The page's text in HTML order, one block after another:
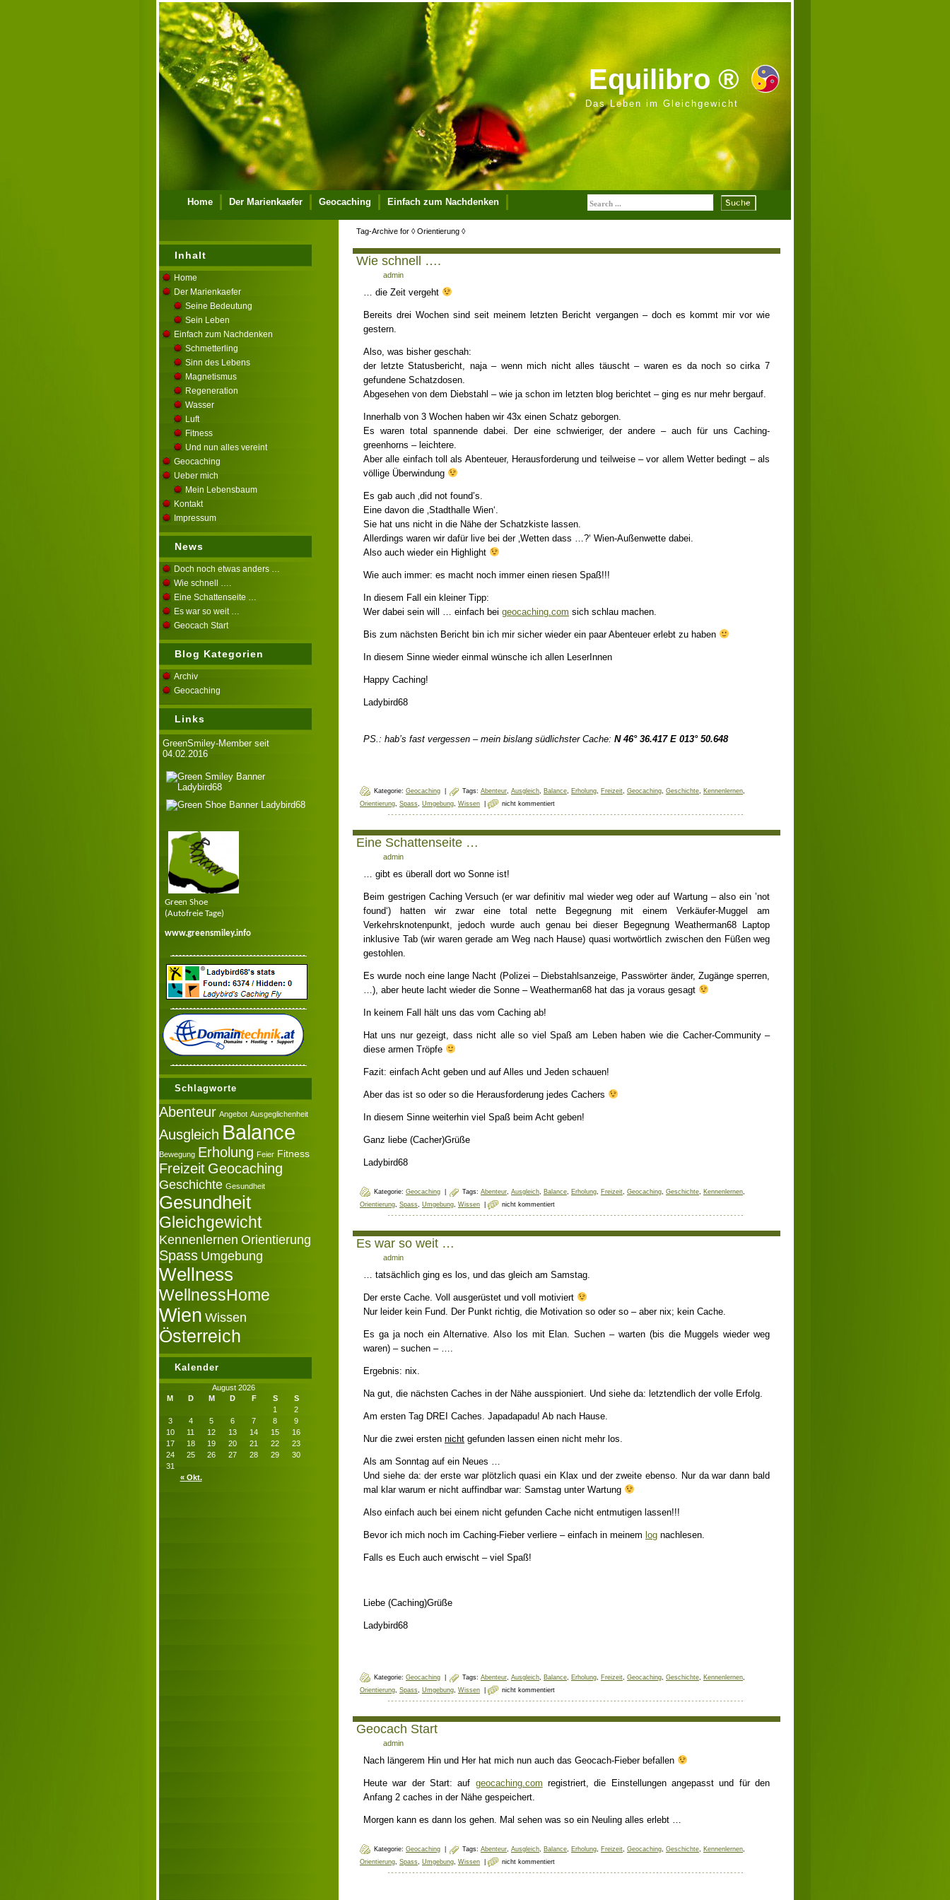
Equilibro ®
Das Leben im Gleichgewicht
Home Der Marienkaefer Geocaching Einfach zum Nachdenken
Inhalt
Home
Der Marienkaefer
Seine Bedeutung
Sein Leben
Einfach zum Nachdenken
Schmetterling
Sinn des Lebens
Magnetismus
Regeneration
Wasser
Luft
Fitness
Und nun alles vereint
Geocaching
Ueber mich
Mein Lebensbaum
Kontakt
Impressum
News
Doch noch etwas anders …
Wie schnell ….
Eine Schattenseite …
Es war so weit …
Geocach Start
Blog Kategorien
Archiv
Geocaching
Links
GreenSmiley-Member seit
04.02.2016
Green Shoe
(Autofreie Tage)
www.greensmiley.info
Schlagworte
Abenteur Angebot Ausgeglichenheit
Ausgleich Balance
Bewegung Erholung Feier Fitness
Freizeit Geocaching
Geschichte Gesundheit
Gesundheit
Gleichgewicht
Kennenlernen Orientierung
Spass Umgebung
Wellness
WellnessHome
Wien Wissen
Österreich
Kalender
August 2026
M
D M D F S S
« Okt.
1
2
3
4 5 6 7 8
9
10
11 12 13 14 15
16
17
18 19 20 21 22
23
24
25 26 27 28 29
30
31
Tag-Archive for ◊ Orientierung ◊
Wie schnell ….
admin
… die Zeit vergeht
Bereits drei Wochen sind seit meinem letzten Bericht vergangen – doch es kommt mir vor wie
gestern.
Also, was bisher geschah:
der letzte Statusbericht, naja – wenn mich nicht alles täuscht – waren es da noch so cirka 7
gefundene Schatzdosen.
Abgesehen von dem Diebstahl – wie ja schon im letzten blog berichtet – ging es nur mehr bergauf.
Innerhalb von 3 Wochen haben wir 43x einen Schatz geborgen.
Es waren total spannende dabei. Der eine schwieriger, der andere – auch für uns Caching-
greenhorns – leichtere.
Aber alle einfach toll als Abenteuer, Herausforderung und teilweise – vor allem Wetter bedingt – als
völlige Überwindung
Es gab auch ‚did not found’s.
Eine davon die ‚Stadthalle Wien‘.
Sie hat uns nicht in die Nähe der Schatzkiste lassen.
Allerdings waren wir dafür live bei der ‚Wetten dass …?‘ Wien-Außenwette dabei.
Also auch wieder ein Highlight
Wie auch immer: es macht noch immer einen riesen Spaß!!!
In diesem Fall ein kleiner Tipp:
Wer dabei sein will … einfach bei geocaching.com sich schlau machen.
Bis zum nächsten Bericht bin ich mir sicher wieder ein paar Abenteuer erlebt zu haben
In diesem Sinne wieder einmal wünsche ich allen LeserInnen
Happy Caching!
Ladybird68
PS.: hab’s fast vergessen – mein bislang südlichster Cache: N 46° 36.417 E 013° 50.648
Kategorie: Geocaching Tags: Abenteur, Ausgleich, Balance, Erholung, Freizeit, Geocaching, Geschichte, Kennenlernen,
Orientierung, Spass, Umgebung, Wissen nicht kommentiert
Eine Schattenseite …
admin
… gibt es überall dort wo Sonne ist!
Beim gestrigen Caching Versuch (er war definitiv mal wieder weg oder auf Wartung – also ein ’not
found‘) hatten wir zwar eine total nette Begegnung mit einem Verkäufer-Muggel am
Verkehrsknotenpunkt, jedoch wurde auch genau bei dieser Begegnung Weatherman68 Laptop
inklusive Tab (wir waren gerade am Weg nach Hause) quasi wortwörtlich zwischen den Füßen weg
gestohlen.
Es wurde noch eine lange Nacht (Polizei – Diebstahlsanzeige, Passwörter änder, Zugänge sperren,
…), aber heute lacht wieder die Sonne – Weatherman68 hat das ja voraus gesagt
In keinem Fall hält uns das vom Caching ab!
Hat uns nur gezeigt, dass nicht alle so viel Spaß am Leben haben wie die Cacher-Community –
diese armen Tröpfe
Fazit: einfach Acht geben und auf Alles und Jeden schauen!
Aber das ist so oder so die Herausforderung jedes Cachers
In diesem Sinne weiterhin viel Spaß beim Acht geben!
Ganz liebe (Cacher)Grüße
Ladybird68
Kategorie: Geocaching Tags: Abenteur, Ausgleich, Balance, Erholung, Freizeit, Geocaching, Geschichte, Kennenlernen,
Orientierung, Spass, Umgebung, Wissen nicht kommentiert
Es war so weit …
admin
… tatsächlich ging es los, und das gleich am Samstag.
Der erste Cache. Voll ausgerüstet und voll motiviert
Nur leider kein Fund. Der Punkt richtig, die Motivation so oder so – aber nix; kein Cache.
Es ga ja noch ein Alternative. Also los mit Elan. Suchen – warten (bis die Muggels wieder weg
waren) – suchen – ….
Ergebnis: nix.
Na gut, die nächsten Caches in der Nähe ausspioniert. Und siehe da: letztendlich der volle Erfolg.
Am ersten Tag DREI Caches. Japadapadu! Ab nach Hause.
Nur die zwei ersten nicht gefunden lassen einen nicht mehr los.
Als am Sonntag auf ein Neues …
Und siehe da: der erste war plötzlich quasi ein Klax und der zweite ebenso. Nur da war dann bald
mal klar warum er nicht auffindbar war: Samstag unter Wartung
Also einfach auch bei einem nicht gefunden Cache nicht entmutigen lassen!!!
Bevor ich mich noch im Caching-Fieber verliere – einfach in meinem log nachlesen.
Falls es Euch auch erwischt – viel Spaß!
Liebe (Caching)Grüße
Ladybird68
Kategorie: Geocaching Tags: Abenteur, Ausgleich, Balance, Erholung, Freizeit, Geocaching, Geschichte, Kennenlernen,
Orientierung, Spass, Umgebung, Wissen nicht kommentiert
Geocach Start
admin
Nach längerem Hin und Her hat mich nun auch das Geocach-Fieber befallen
Heute war der Start: auf geocaching.com registriert, die Einstellungen angepasst und für den
Anfang 2 caches in der Nähe gespeichert.
Morgen kann es dann los gehen. Mal sehen was so ein Neuling alles erlebt …
Kategorie: Geocaching Tags: Abenteur, Ausgleich, Balance, Erholung, Freizeit, Geocaching, Geschichte, Kennenlernen,
Orientierung, Spass, Umgebung, Wissen nicht kommentiert